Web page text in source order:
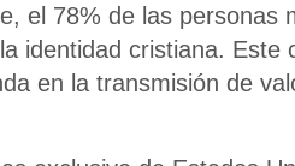
el 78% de las personas
identidad cristiana. Este
en la transmisión de